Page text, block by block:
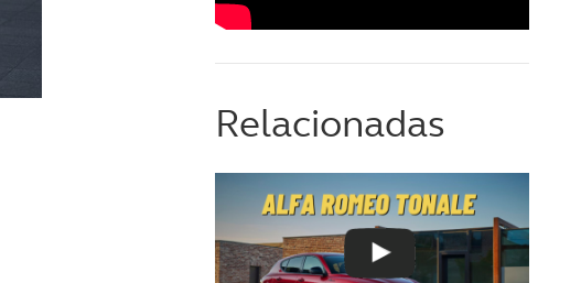
Relacionadas